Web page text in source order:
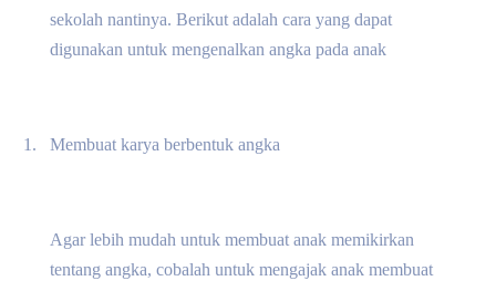
sekolah nantinya. Berikut adalah cara yang dapat
digunakan untuk mengenalkan angka pada anak
1. Membuat karya berbentuk angka
Agar lebih mudah untuk membuat anak memikirkan
tentang angka, cobalah untuk mengajak anak membuat